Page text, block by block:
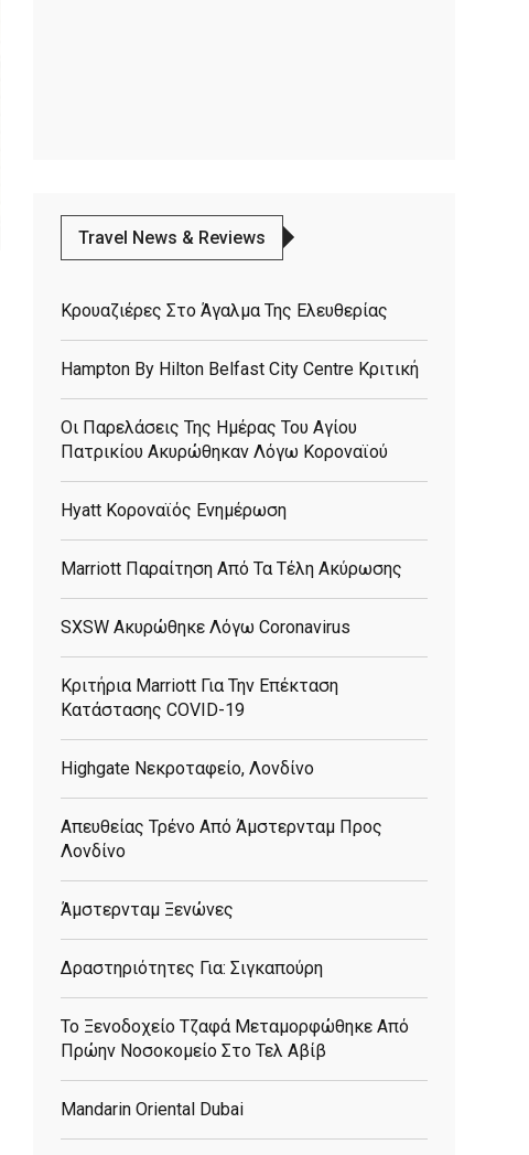
Travel News & Reviews
Κρουαζιέρες Στο Άγαλμα Της Ελευθερίας
Hampton By Hilton Belfast City Centre Κριτική
Οι Παρελάσεις Της Ημέρας Του Αγίου
Πατρικίου Ακυρώθηκαν Λόγω Κοροναϊού
Hyatt Κοροναϊός Ενημέρωση
Marriott Παραίτηση Από Τα Τέλη Ακύρωσης
SXSW Ακυρώθηκε Λόγω Coronavirus
Κριτήρια Marriott Για Την Επέκταση
Κατάστασης COVID-19
Highgate Νεκροταφείο, Λονδίνο
Απευθείας Τρένο Από Άμστερνταμ Προς
Λονδίνο
Άμστερνταμ Ξενώνες
Δραστηριότητες Για: Σιγκαπούρη
Το Ξενοδοχείο Τζαφά Μεταμορφώθηκε Από
Πρώην Νοσοκομείο Στο Τελ Αβίβ
Mandarin Oriental Dubai